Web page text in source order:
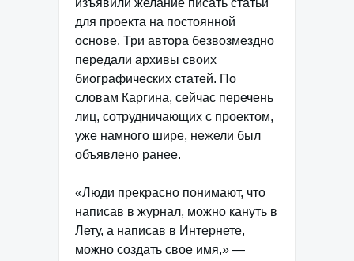
изъявили желание писать статьи
для проекта на постоянной
основе. Три автора безвозмездно
передали архивы своих
биографических статей. По
словам Каргина, сейчас перечень
лиц, сотрудничающих с проектом,
уже намного шире, нежели был
объявлено ранее.
«Люди прекрасно понимают, что
написав в журнал, можно кануть в
Лету, а написав в Интернете,
можно создать свое имя,» —